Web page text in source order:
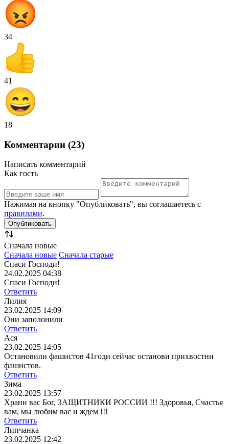
34
41
18
Комментарии (23)
Написать комментарий
Как гость
Нажимая на кнопку "Опубликовать", вы соглашаетесь с
правилами.
Сначала новые
Сначала новые Сначала старые
Спаси Господи!
24.02.2025 04:38
Спаси Господи!
Ответить
Лилия
23.02.2025 14:09
Они заполонили
Ответить
Ася
23.02.2025 14:05
Остановили фашистов 41годи сейчас останови прихвостни
фашистов.
Ответить
Зима
23.02.2025 13:57
Храни вас Бог, ЗАЩИТНИКИ РОССИИ !!! Здоровья, Счастья
вам, мы любим вас и ждем !!!
Ответить
Липчанка
23.02.2025 12:42